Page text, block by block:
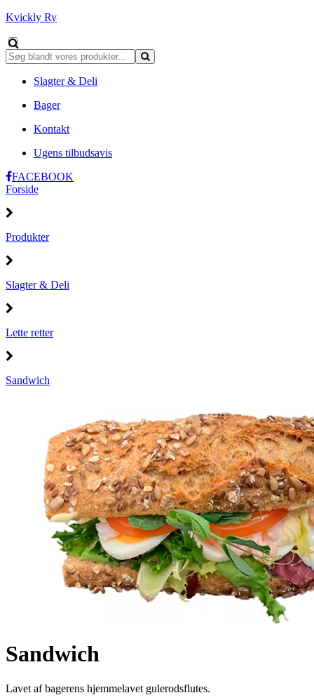
Kvickly Ry
Slagter & Deli
Bager
Kontakt
Ugens tilbudsavis
FACEBOOK
Forside
Produkter
Slagter & Deli
Lette retter
Sandwich
Sandwich
Lavet af bagerens hjemmelavet gulerodsflutes.